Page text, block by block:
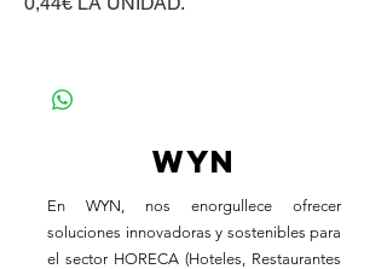
Material tapa cartón.
WYN
En WYN, nos enorgullece ofrecer
soluciones innovadoras y sostenibles para
el sector HORECA (Hoteles, Restaurantes